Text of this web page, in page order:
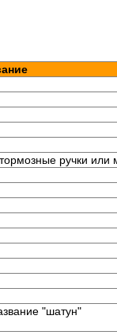
ручки или
"шатун"